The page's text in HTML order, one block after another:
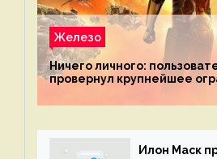
Железо
Ничего личного:
провернул крупнейшее
механике
Илон Маск